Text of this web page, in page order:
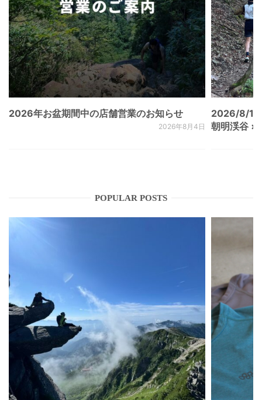
2026年お盆期間中の店舗営業のお知らせ
2026年8月4日
2026/8/
朝明渓谷 ×
POPULAR POSTS